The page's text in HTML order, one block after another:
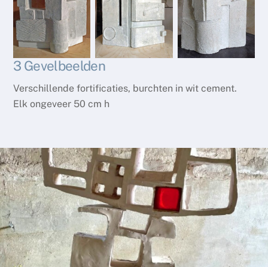
3 Gevelbeelden
Verschillende fortificaties, burchten in wit cement.
Elk ongeveer 50 cm h